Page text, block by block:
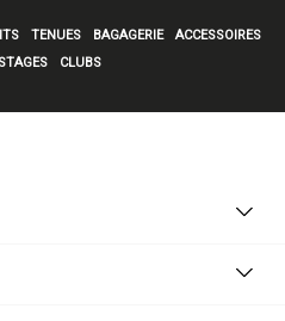
TENUES BAGAGERIE
ACCESSOIRES
STAGES CLUBS